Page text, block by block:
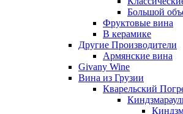
Большой
Фруктовые вина
В керамике
Другие Производители
Армянские вина
Givany Wine
Вина из Грузии
Кварельский